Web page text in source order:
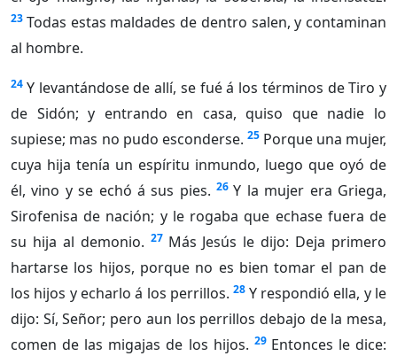
23 Todas estas maldades de dentro salen, y contaminan
al hombre.
24 Y levantándose de allí, se fué á los términos de Tiro y
de Sidón; y entrando en casa, quiso que nadie lo
supiese; mas no pudo esconderse. 25 Porque una mujer,
cuya hija tenía un espíritu inmundo, luego que oyó de
él, vino y se echó á sus pies. 26 Y la mujer era Griega,
Sirofenisa de nación; y le rogaba que echase fuera de
su hija al demonio. 27 Más Jesús le dijo: Deja primero
hartarse los hijos, porque no es bien tomar el pan de
los hijos y echarlo á los perrillos. 28 Y respondió ella, y le
dijo: Sí, Señor; pero aun los perrillos debajo de la mesa,
comen de las migajas de los hijos. 29 Entonces le dice: